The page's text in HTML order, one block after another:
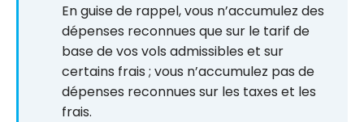
En guise de rappel, vous n’accumulez des
dépenses reconnues que sur le tarif de
base de vos vols admissibles et sur
certains frais ; vous n’accumulez pas de
dépenses reconnues sur les taxes et les
frais.